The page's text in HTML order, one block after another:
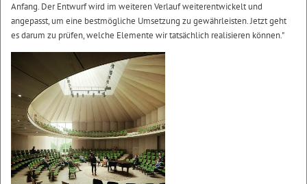
Anfang. Der Entwurf wird im weiteren Verlauf weiterentwickelt und
angepasst, um eine bestmögliche Umsetzung zu gewährleisten. Jetzt geht
es darum zu prüfen, welche Elemente wir tatsächlich realisieren können."